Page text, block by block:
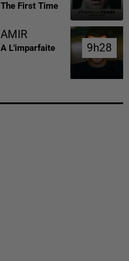
The First Time
AMIR
A L'imparfaite 9h28
9h28